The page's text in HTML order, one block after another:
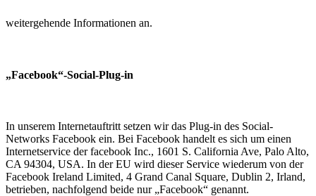
weitergehende Informationen an.
„Facebook“-Social-Plug-in
In unserem Internetauftritt setzen wir das Plug-in des Social-
Networks Facebook ein. Bei Facebook handelt es sich um einen
Internetservice der facebook Inc., 1601 S. California Ave, Palo Alto,
CA 94304, USA. In der EU wird dieser Service wiederum von der
Facebook Ireland Limited, 4 Grand Canal Square, Dublin 2, Irland,
betrieben, nachfolgend beide nur „Facebook“ genannt.